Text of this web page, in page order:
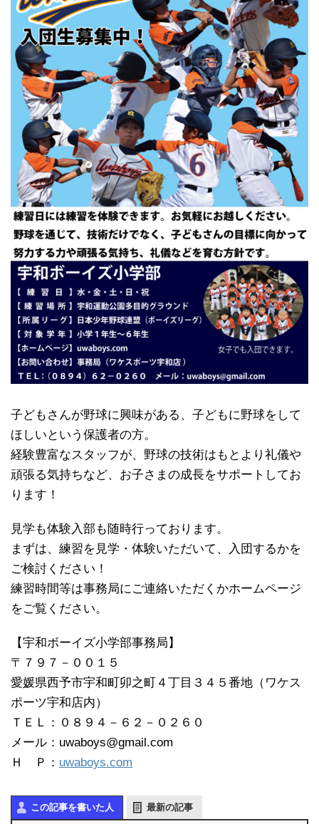
子どもさんが野球に興味がある、子どもに野球をして
ほしいという保護者の方。
経験豊富なスタッフが、野球の技術はもとより礼儀や
頑張る気持ちなど、お子さまの成長をサポートしてお
ります！
見学も体験入部も随時行っております。
まずは、練習を見学・体験いただいて、入団するかを
ご検討ください！
練習時間等は事務局にご連絡いただくかホームページ
をご覧ください。
【宇和ボーイズ小学部事務局】
〒７９７－００１５
愛媛県西予市宇和町卯之町４丁目３４５番地（ワケス
ポーツ宇和店内）
ＴＥＬ：０８９４－６２－０２６０
メール：uwaboys@gmail.com
Ｈ Ｐ： uwaboys.com
この記事を書いた人 最新の記事